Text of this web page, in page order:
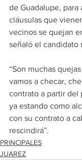
de Guadalupe, para
cláusulas que
vecinos se quejan
señaló el candidato
“Son muchas
vamos a checar,
contrato a partir del
ya estando como
con su contrato a
rescindirá”.
PRINCIPALES
JUAREZ